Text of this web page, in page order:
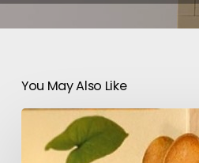
You May Also Like